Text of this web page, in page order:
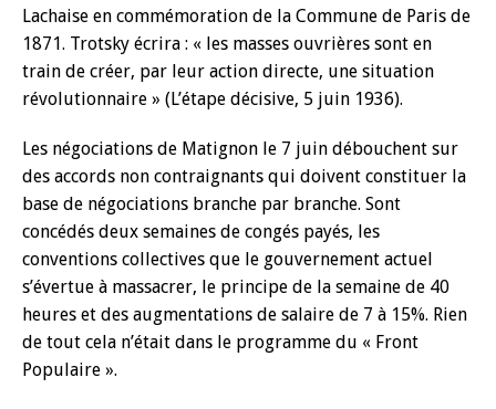
Lachaise en commémoration de la Commune de Paris de
1871. Trotsky écrira : « les masses ouvrières sont en
train de créer, par leur action directe, une situation
révolutionnaire » (L’étape décisive, 5 juin 1936).
Les négociations de Matignon le 7 juin débouchent sur
des accords non contraignants qui doivent constituer la
base de négociations branche par branche. Sont
concédés deux semaines de congés payés, les
conventions collectives que le gouvernement actuel
s’évertue à massacrer, le principe de la semaine de 40
heures et des augmentations de salaire de 7 à 15%. Rien
de tout cela n’était dans le programme du « Front
Populaire ».